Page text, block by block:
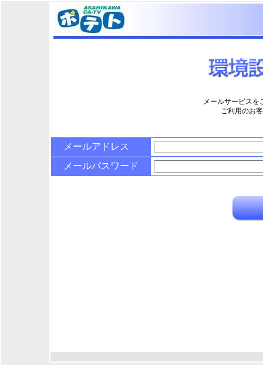
メールサービスを
ご利用のお
メールアドレス
メールパスワード